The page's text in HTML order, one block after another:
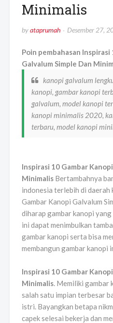
Minimalis
byataprumah Desember 27,
Poin pembahasan Inspirasi
Galvalum Simple Dan
kanopi galvalum
kanopi, gambar kanopi
galvalum, model kanopi
kanopi minimalis 2020,
terbaru, model kanopi
Inspirasi 10 Gambar
Minimalis Bertambahnya
indonesia terlebih di daerah
Gambar Kanopi Galvalum
diharap gambar kanopi
ini dapat menimbulkan
gambar kanopi serta bisa
membangun gambar kanopi
Inspirasi 10 Gambar
Minimalis. Memiliki gambar
salah satu impian terbesar
istri. Bayangkan betapa
capek selesai bekerja dan